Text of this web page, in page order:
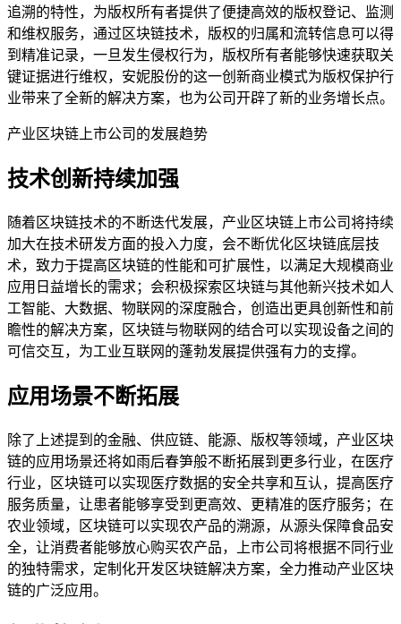
追溯的特性，为版权所有者提供了便捷高效的版权登记、监测
和维权服务，通过区块链技术，版权的归属和流转信息可以得
到精准记录，一旦发生侵权行为，版权所有者能够快速获取关
键证据进行维权，安妮股份的这一创新商业模式为版权保护行
业带来了全新的解决方案，也为公司开辟了新的业务增长点。
产业区块链上市公司的发展趋势
技术创新持续加强
随着区块链技术的不断迭代发展，产业区块链上市公司将持续
加大在技术研发方面的投入力度，会不断优化区块链底层技
术，致力于提高区块链的性能和可扩展性，以满足大规模商业
应用日益增长的需求；会积极探索区块链与其他新兴技术如人
工智能、大数据、物联网的深度融合，创造出更具创新性和前
瞻性的解决方案，区块链与物联网的结合可以实现设备之间的
可信交互，为工业互联网的蓬勃发展提供强有力的支撑。
应用场景不断拓展
除了上述提到的金融、供应链、能源、版权等领域，产业区块
链的应用场景还将如雨后春笋般不断拓展到更多行业，在医疗
行业，区块链可以实现医疗数据的安全共享和互认，提高医疗
服务质量，让患者能够享受到更高效、更精准的医疗服务；在
农业领域，区块链可以实现农产品的溯源，从源头保障食品安
全，让消费者能够放心购买农产品，上市公司将根据不同行业
的独特需求，定制化开发区块链解决方案，全力推动产业区块
链的广泛应用。